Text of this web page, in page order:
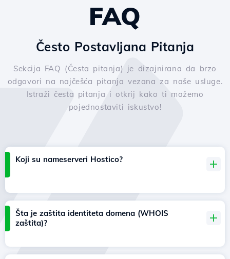
FAQ
Često Postavljana Pitanja
Sekcija FAQ (Česta pitanja) je dizajnirana da brzo
odgovori na najčešća pitanja vezana za naše usluge.
Istraži česta pitanja i otkrij kako ti možemo
pojednostaviti iskustvo!
Koji su nameserveri Hostico?
Šta je zaštita identiteta domena (WHOIS
zaštita)?